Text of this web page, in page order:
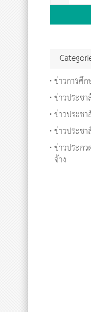
ข่าวการศึ
ข่าวประช
ข่าวประช
ข่าวประช
ข่าวประก
จ้าง